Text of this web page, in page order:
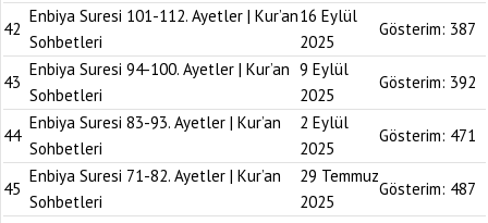
42
Enbiya Suresi 101-112. Ayetler | Kur’an
Sohbetleri
16 Eylül
2025
Gösterim: 387
43
Enbiya Suresi 94-100. Ayetler | Kur’an
Sohbetleri
9 Eylül
2025
Gösterim: 392
44
Enbiya Suresi 83-93. Ayetler | Kur’an
Sohbetleri
2 Eylül
2025
Gösterim: 471
45
Enbiya Suresi 71-82. Ayetler | Kur’an
Sohbetleri
29 Temmuz
2025
Gösterim: 487